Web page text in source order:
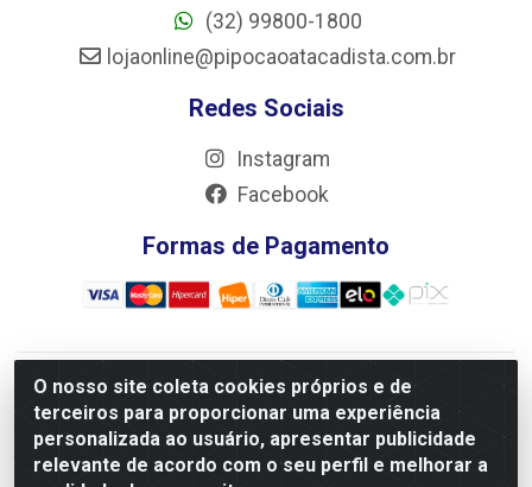
O nosso site coleta cookies próprios e de
terceiros para proporcionar uma experiência
personalizada ao usuário, apresentar publicidade
relevante de acordo com o seu perfil e melhorar a
(32) 99800-1800
lojaonline@pipocaoatacadista.com.br
Redes Sociais
Instagram
Facebook
Formas de Pagamento
JRS Distribuição e Logística LTDA - Rua Antônio do
Sacramento Torga 70, Vila Nossa Senhora de Fatima - São
João Del Rei/MG - CEP 36305-334 - CNPJ 66.194.085/0001-
02